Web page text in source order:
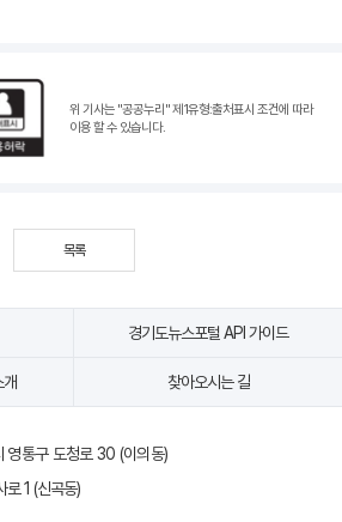
위 기사는 "공공누리"제1유형:출처표시 조건에 따라
이용 할 수 있습니다.
목록
경기도뉴스포털 API 가이드
찾아오시는 길
통구 도청로 30 (이의동)
1 (신곡동)